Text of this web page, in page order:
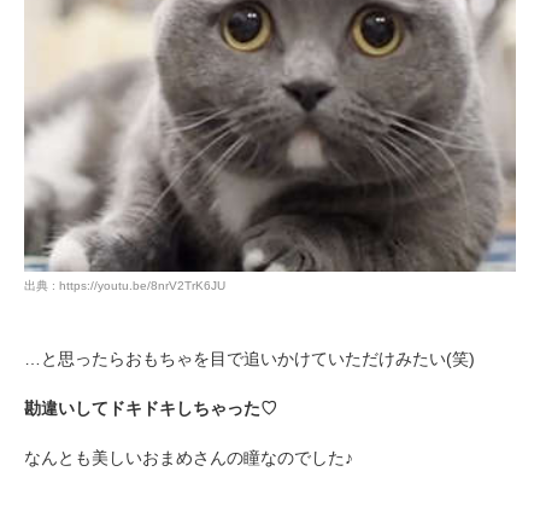
出典 : https://youtu.be/8nrV2TrK6JU
…と思ったらおもちゃを目で追いかけていただけみたい(笑)
勘違いしてドキドキしちゃった♡
なんとも美しいおまめさんの瞳なのでした♪